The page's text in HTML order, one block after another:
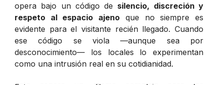
opera bajo un código de silencio, discreción y
respeto al espacio ajeno que no siempre es
evidente para el visitante recién llegado. Cuando
ese código se viola —aunque sea por
desconocimiento— los locales lo experimentan
como una intrusión real en su cotidianidad.